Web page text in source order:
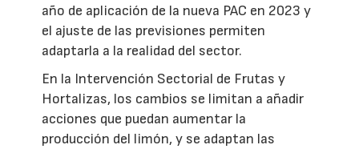
año de aplicación de la nueva PAC en 2023 y
el ajuste de las previsiones permiten
adaptarla a la realidad del sector.
En la Intervención Sectorial de Frutas y
Hortalizas, los cambios se limitan a añadir
acciones que puedan aumentar la
producción del limón, y se adaptan las